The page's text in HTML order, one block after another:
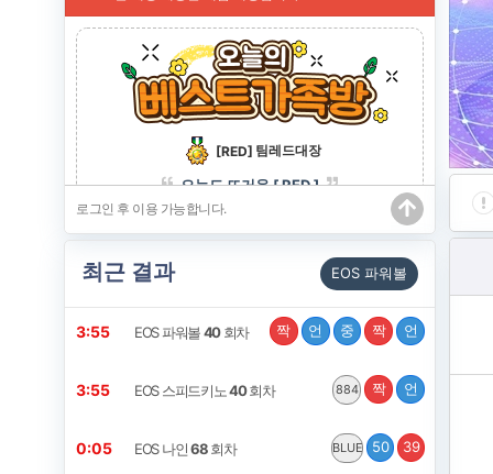
최근 결과 EOS 파워볼
3:54 EOS 파워볼40회차 짝 언 중 짝 언
3:54 EOS 스피드키노40회차 884 짝 언
0:04 EOS 나인68회차 BLUE 50 39